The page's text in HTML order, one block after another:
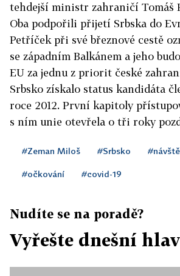
tehdejší ministr zahraničí Tomáš
Oba podpořili přijetí Srbska do
Petříček při své březnové cestě
se západním Balkánem a jeho
EU za jednu z priorit české
Srbsko získalo status kandidáta
roce 2012. První kapitoly
s ním unie otevřela o tři roky
#Zeman Miloš #Srbsko
#očkování #covid-19
Nudíte se na poradě?
Vyřešte dnešní